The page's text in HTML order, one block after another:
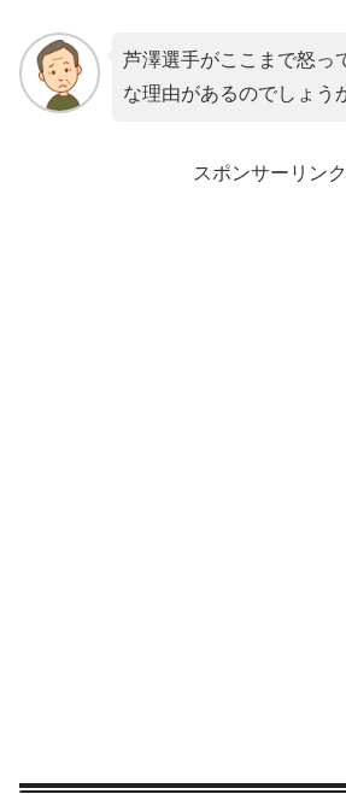
芦澤選手がここまで怒っ
な理由があるのでしょう
スポンサーリンク